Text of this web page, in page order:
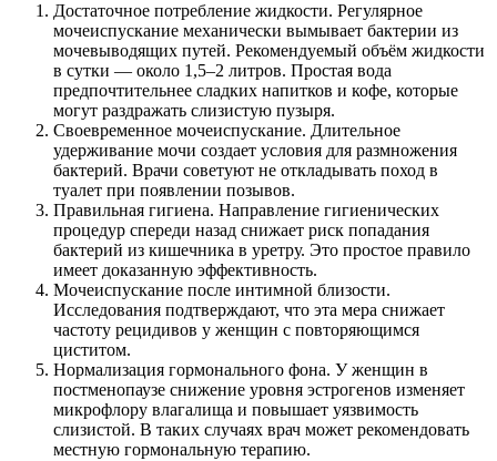
Достаточное потребление жидкости. Регулярное
мочеиспускание механически вымывает бактерии из
мочевыводящих путей. Рекомендуемый объём жидкости
в сутки — около 1,5–2 литров. Простая вода
предпочтительнее сладких напитков и кофе, которые
могут раздражать слизистую пузыря.
Своевременное мочеиспускание. Длительное
удерживание мочи создает условия для размножения
бактерий. Врачи советуют не откладывать поход в
туалет при появлении позывов.
Правильная гигиена. Направление гигиенических
процедур спереди назад снижает риск попадания
бактерий из кишечника в уретру. Это простое правило
имеет доказанную эффективность.
Мочеиспускание после интимной близости.
Исследования подтверждают, что эта мера снижает
частоту рецидивов у женщин с повторяющимся
циститом.
Нормализация гормонального фона. У женщин в
постменопаузе снижение уровня эстрогенов изменяет
микрофлору влагалища и повышает уязвимость
слизистой. В таких случаях врач может рекомендовать
местную гормональную терапию.